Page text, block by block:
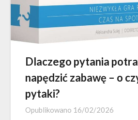
Dlaczego pytania
napędzić zabawę – o
pytaki?
Opublikowano 16/02/2026